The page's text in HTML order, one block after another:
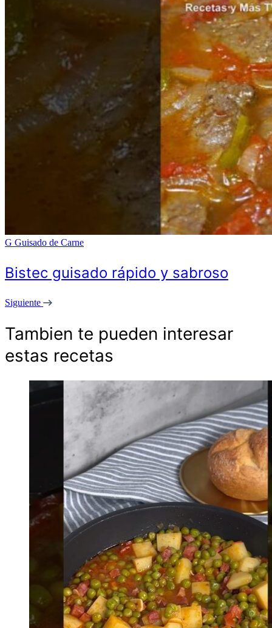
G Guisado de Carne
Bistec guisado rápido y sabroso
Siguiente
Tambien te pueden interesar
estas recetas